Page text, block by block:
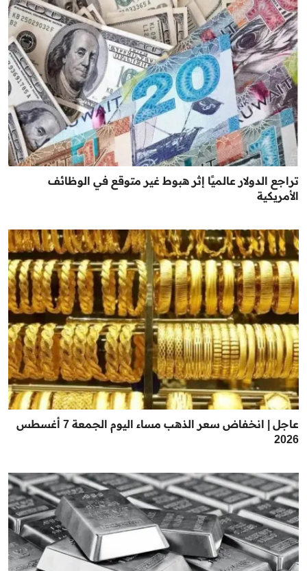
تراجع الدولار عالميًا إثر هبوط غير متوقع في الوظائف
الأمريكية
عاجل | انخفاض سعر الذهب مساء اليوم الجمعة 7 أغسطس
2026